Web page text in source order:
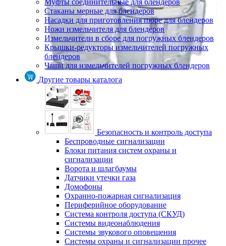
Муфты соединительные для блендеров
Стаканы мерные для блендеров
Насадки для приготовления пюре для блендеров
Ножи измельчителя для блендеров
Измельчители в сборе для погружных блендеров
Крышки-редукторы измельчителей погружных
блендеров
Чаши для измельчителей погружных блендеров
Другие товары каталога
Безопасность и контроль доступа
Беспроводные сигнализации
Блоки питания систем охраны и
сигнализации
Ворота и шлагбаумы
Датчики утечки газа
Домофоны
Охранно-пожарная сигнализация
Периферийное оборудование
Система контроля доступа (СКУД)
Системы видеонаблюдения
Системы звукового оповещения
Системы охраны и сигнализации прочее